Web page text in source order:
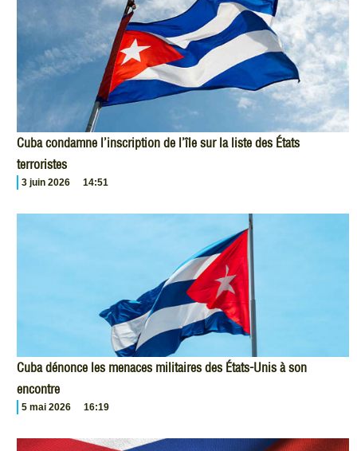
Cuba condamne l’inscription de l’île sur la liste des États
terroristes
3 juin 2026 14:51
Cuba dénonce les menaces militaires des États-Unis à son
encontre
5 mai 2026 16:19